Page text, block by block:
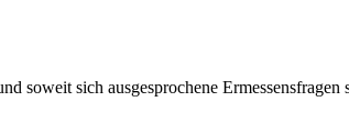
soweit sich ausgesprochene Ermessensfragen